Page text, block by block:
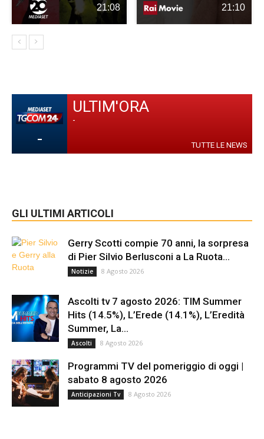
21:08 21:10
-
ULTIM'ORA
-
TUTTE LE NEWS
GLI ULTIMI ARTICOLI
Gerry Scotti compie 70 anni, la sorpresa
di Pier Silvio Berlusconi a La Ruota...
Notizie 8 Agosto 2026
Ascolti tv 7 agosto 2026: TIM Summer
Hits (14.5%), L’Erede (14.1%), L’Eredità
Summer, La...
Ascolti 8 Agosto 2026
Programmi TV del pomeriggio di oggi |
sabato 8 agosto 2026
Anticipazioni Tv 8 Agosto 2026